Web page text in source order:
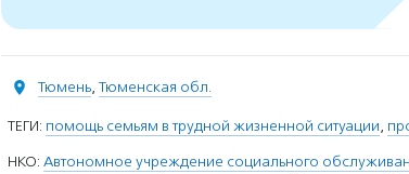
Тюмень, Тюменская обл.
ТЕГИ: помощь семьям в трудной жизненной ситуации,
НКО: Автономное учреждение социального